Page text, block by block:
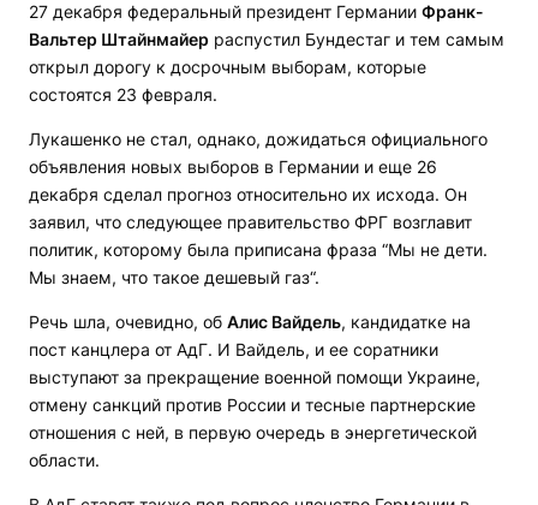
27 декабря федеральный президент Германии Франк-
Вальтер Штайнмайер распустил Бундестаг и тем самым
открыл дорогу к досрочным выборам, которые
состоятся 23 февраля.
Лукашенко не стал, однако, дожидаться официального
объявления новых выборов в Германии и еще 26
декабря сделал прогноз относительно их исхода. Он
заявил, что следующее правительство ФРГ возглавит
политик, которому была приписана фраза “Мы не дети.
Мы знаем, что такое дешевый газ“.
Речь шла, очевидно, об Алис Вайдель, кандидатке на
пост канцлера от АдГ. И Вайдель, и ее соратники
выступают за прекращение военной помощи Украине,
отмену санкций против России и тесные партнерские
отношения с ней, в первую очередь в энергетической
области.